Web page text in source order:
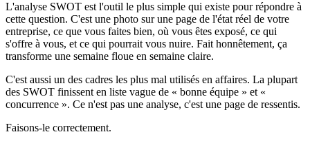
L'analyse SWOT est l'outil le plus simple qui existe pour répondre à
cette question. C'est une photo sur une page de l'état réel de votre
entreprise, ce que vous faites bien, où vous êtes exposé, ce qui
s'offre à vous, et ce qui pourrait vous nuire. Fait honnêtement, ça
transforme une semaine floue en semaine claire.
C'est aussi un des cadres les plus mal utilisés en affaires. La plupart
des SWOT finissent en liste vague de « bonne équipe » et «
concurrence ». Ce n'est pas une analyse, c'est une page de ressentis.
Faisons-le correctement.